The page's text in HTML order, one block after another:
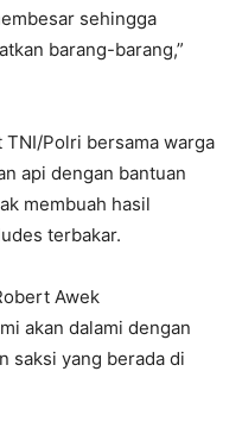
sehingga
barang-barang,”
TNI/Polri bersama warga
api dengan bantuan
membuah hasil
terbakar.
Awek
akan dalami dengan
saksi yang berada di